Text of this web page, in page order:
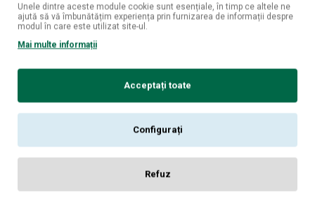
Fii mereu la curent cu ultimele oferte si produse!
Politica de confidentialitate
Politica cookies
Unele dintre aceste module cookie sunt esențiale, în timp ce altele ne
ajută să vă îmbunătățim experiența prin furnizarea de informații despre
modul în care este utilizat site-ul.
Mai multe informații
Acceptați toate
Configurați
Refuz